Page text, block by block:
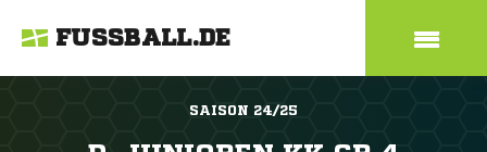
FUSSBALL.DE
SAISON 24/25